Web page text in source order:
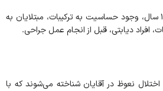
موارد منع مصرف: افراد زیر ۱۸ سال، وجود حساسیت به ترکیبات، مبتلایان به
افراد دیابتی، قبل از انجام عمل جراحی.
نعوظ در آقایان شناخته می‌شوند که با